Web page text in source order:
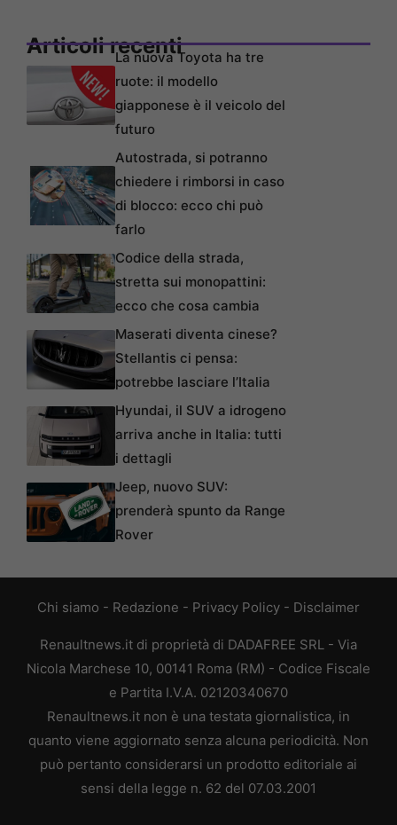
Articoli recentiLa nuova Toyota ha tre
ruote: il modello
giapponese è il veicolo del
futuro
Autostrada, si potranno
chiedere i rimborsi in caso
di blocco: ecco chi può
farlo
Codice della strada,
stretta sui monopattini:
ecco che cosa cambia
Maserati diventa cinese?
Stellantis ci pensa:
potrebbe lasciare l’Italia
Hyundai, il SUV a idrogeno
arriva anche in Italia: tutti
i dettagli
Jeep, nuovo SUV:
prenderà spunto da Range
Rover
Chi siamo - Redazione - Privacy Policy - Disclaimer
Renaultnews.it di proprietà di DADAFREE SRL - Via
Nicola Marchese 10, 00141 Roma (RM) - Codice Fiscale
e Partita I.V.A. 02120340670
Renaultnews.it non è una testata giornalistica, in
quanto viene aggiornato senza alcuna periodicità. Non
può pertanto considerarsi un prodotto editoriale ai
sensi della legge n. 62 del 07.03.2001